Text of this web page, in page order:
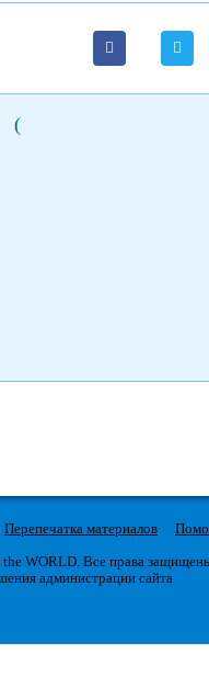
(
Перепечатка материалов
WORLD. Все права
администрации сайта